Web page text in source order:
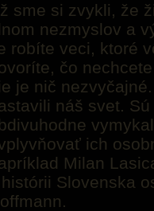
sme si zvykli, že
nezmyslov a
robíte veci, ktoré
čo
je nič
náš svet.
ich
Milan
Slovenska